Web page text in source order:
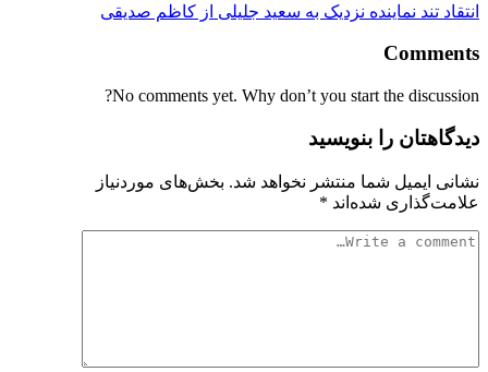
انتقاد تند نماینده نزدیک به سعید جلیلی از کاظم صدیقی
Comments
No comments yet. Why don’t you start the discussion?
دیدگاهتان را بنویسید
نشانی ایمیل شما منتشر نخواهد شد. بخش‌های موردنیاز
علامت‌گذاری شده‌اند *